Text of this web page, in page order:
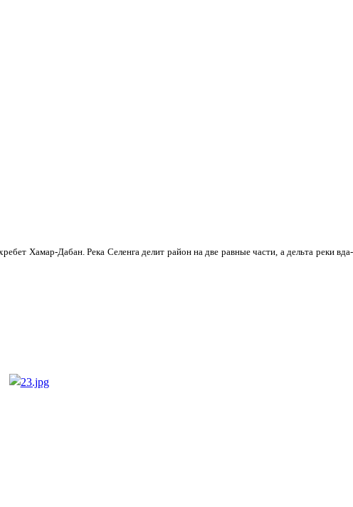
Хамар-Дабан. Река Селенга делит район на две равные части, а дельта реки вда­